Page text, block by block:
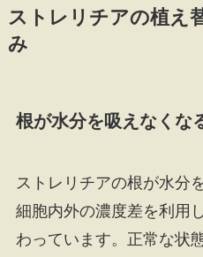
ストレリチアの植え
み
根が水分を吸えなくな
ストレリチアの根が水分
細胞内外の濃度差を利用
わっています。正常な状